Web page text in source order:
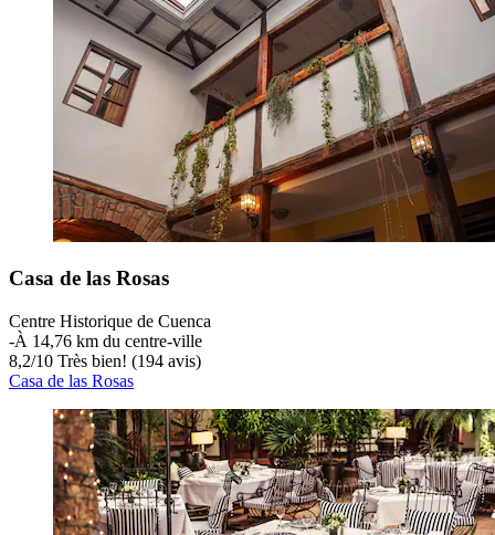
Casa de las Rosas
Centre Historique de Cuenca
‐À 14,76 km du centre-ville
8,2/10 Très bien! (194 avis)
Casa de las Rosas